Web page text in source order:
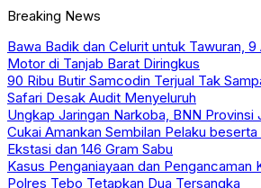
Breaking News
Bawa Badik dan Celurit untuk Tawuran,
Motor di Tanjab Barat Diringkus
90 Ribu Butir Samcodin Terjual Tak
Safari Desak Audit Menyeluruh
Ungkap Jaringan Narkoba, BNN Provinsi
Cukai Amankan Sembilan Pelaku
Ekstasi dan 146 Gram Sabu
Kasus Penganiayaan dan Pengancaman
Polres Tebo Tetapkan Dua Tersangka